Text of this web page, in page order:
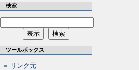
検索
ツールボックス
リンク元